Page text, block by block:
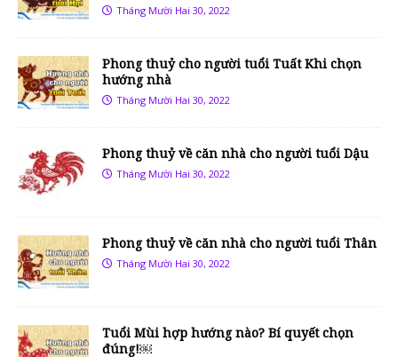
Tháng Mười Hai 30, 2022
Phong thuỷ cho người tuổi Tuất Khi chọn
hướng nhà
Tháng Mười Hai 30, 2022
Phong thuỷ về căn nhà cho người tuổi Dậu
Tháng Mười Hai 30, 2022
Phong thuỷ về căn nhà cho người tuổi Thân
Tháng Mười Hai 30, 2022
Tuổi Mùi hợp hướng nào? Bí quyết chọn
đúng!￼